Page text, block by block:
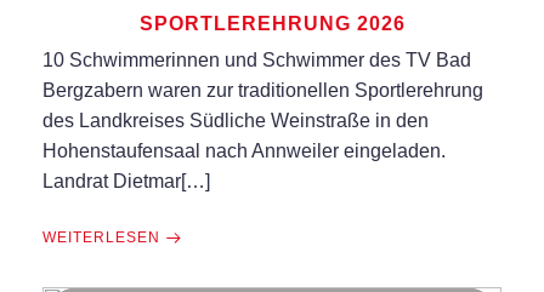
SPORTLEREHRUNG 2026
10 Schwimmerinnen und Schwimmer des TV Bad
Bergzabern waren zur traditionellen Sportlerehrung
des Landkreises Südliche Weinstraße in den
Hohenstaufensaal nach Annweiler eingeladen.
Landrat Dietmar[…]
WEITERLESEN